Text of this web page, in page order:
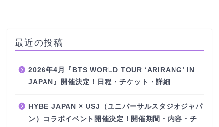
最近の投稿
2026年4月『BTS WORLD TOUR ‘ARIRANG’ IN
JAPAN』開催決定！日程・チケット・詳細
HYBE JAPAN × USJ（ユニバーサルスタジオジャパ
ン）コラボイベント開催決定！開催期間・内容・チ